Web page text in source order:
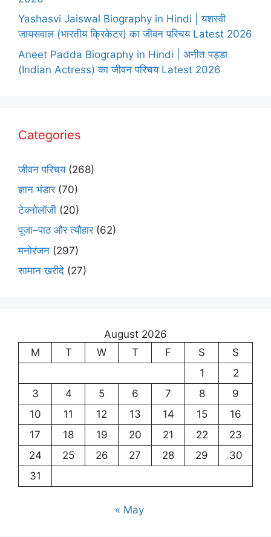
Yashasvi Jaiswal Biography in Hindi | यशस्वी
जायसवाल (भारतीय क्रिकेटर) का जीवन परिचय Latest 2026
Aneet Padda Biography in Hindi | अनीत पड्डा
(Indian Actress) का जीवन परिचय Latest 2026
Categories
जीवन परिचय(268)
ज्ञान भंडार(70)
टेक्नोलॉजी (20)
पूजा–पाठ और त्यौहार(62)
मनोरंजन (297)
सामान खरीदे (27)
August 2026
M
T W T F S
S
1
2
3
4 5 6 7 8
9
10
11 12 13 14 15
16
17
18 19 20 21 22
23
24
25 26 27 28 29
30
31
« May